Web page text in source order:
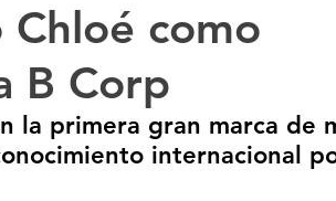
Chloé como
B Corp
la primera gran marca de
internacional